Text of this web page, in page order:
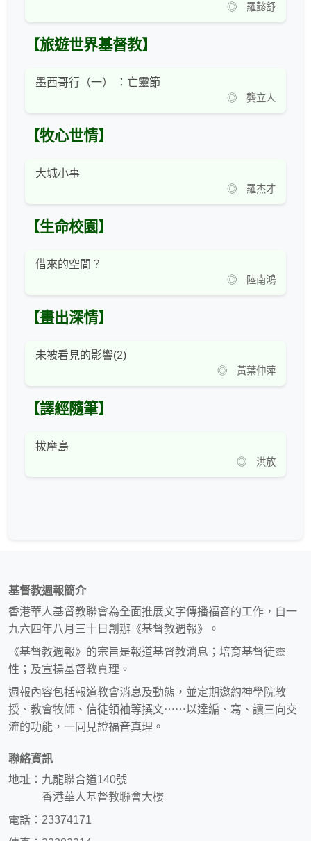
◎ 羅懿舒
【旅遊世界基督教】
墨西哥行（一） ：亡靈節
◎ 龔立人
【牧心世情】
大城小事
◎ 羅杰才
【生命校園】
借來的空間？
◎ 陸南鴻
【畫出深情】
未被看見的影響(2)
◎ 黃葉仲萍
【譯經隨筆】
拔摩島
◎ 洪放
基督教週報簡介
香港華人基督教聯會為全面推展文字傳播福音的工作，自一
九六四年八月三十日創辦《基督教週報》。
《基督教週報》的宗旨是報道基督教消息；培育基督徒靈
性；及宣揚基督教真理。
週報內容包括報道教會消息及動態，並定期邀約神學院教
授、教會牧師、信徒領袖等撰文⋯⋯以達編、寫、讀三向交
流的功能，一同見證福音真理。
聯絡資訊
地址：九龍聯合道140號
香港華人基督教聯會大樓
電話：23374171